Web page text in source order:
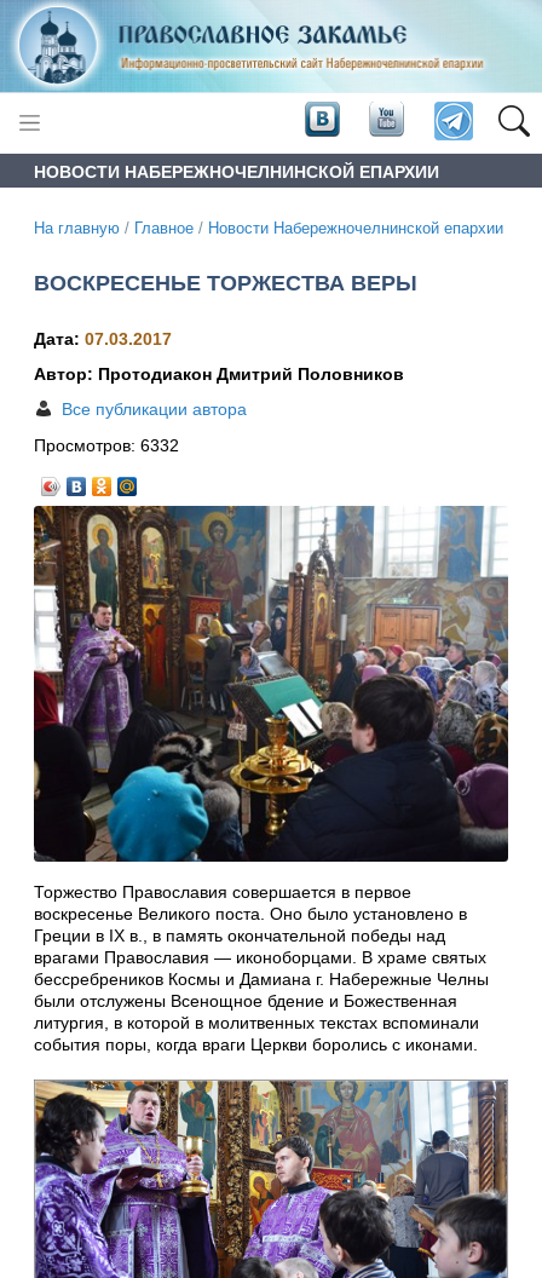
НОВОСТИ НАБЕРЕЖНОЧЕЛНИНСКОЙ ЕПАРХИИ
На главную / Главное / Новости Набережночелнинской епархии
ВОСКРЕСЕНЬЕ ТОРЖЕСТВА ВЕРЫ
Дата: 07.03.2017
Автор: Протодиакон Дмитрий Половников
Все публикации автора
Просмотров: 6332
Торжество Православия совершается в первое
воскресенье Великого поста. Оно было установлено в
Греции в IX в., в память окончательной победы над
врагами Православия — иконоборцами. В храме святых
бессребреников Космы и Дамиана г. Набережные Челны
были отслужены Всенощное бдение и Божественная
литургия, в которой в молитвенных текстах вспоминали
события поры, когда враги Церкви боролись с иконами.